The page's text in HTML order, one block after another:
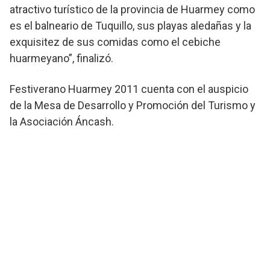
atractivo turístico de la provincia de Huarmey como
es el balneario de Tuquillo, sus playas aledañas y la
exquisitez de sus comidas como el cebiche
huarmeyano”, finalizó.
Festiverano Huarmey 2011 cuenta con el auspicio
de la Mesa de Desarrollo y Promoción del Turismo y
la Asociación Áncash.